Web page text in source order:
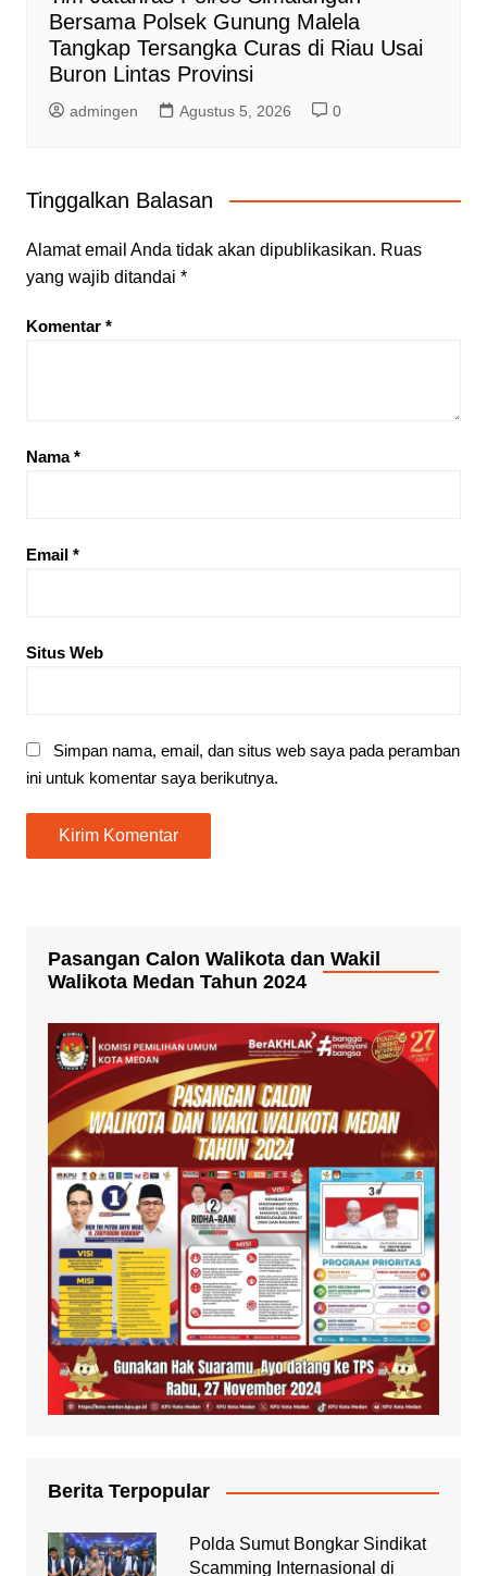
Bersama Polsek Gunung Malela
Tangkap Tersangka Curas di Riau Usai
Buron Lintas Provinsi
admingen Agustus 5, 2026 0
Tinggalkan Balasan
Alamat email Anda tidak akan dipublikasikan. Ruas
yang wajib ditandai *
Komentar *
Nama*
Email *
Situs Web
Simpan nama, email, dan situs web saya pada peramban
ini untuk komentar saya berikutnya.
Pasangan Calon Walikota dan Wakil
Walikota Medan Tahun 2024
Berita Terpopular
Polda Sumut Bongkar Sindikat
Scamming Internasional di